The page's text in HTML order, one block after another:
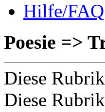
Hilfe/FAQ
Poesie =>
Diese
Diese